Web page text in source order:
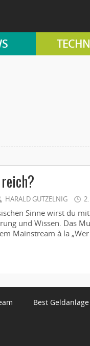
HARALD GUTZELNIG
Sinne wirst du
und Wissen. Das
Mainstream à la
Best Geldanlage